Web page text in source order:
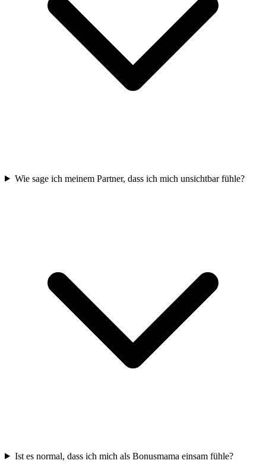
Wie sage ich meinem Partner, dass ich mich unsichtbar fühle?
Ist es normal, dass ich mich als Bonusmama einsam fühle?